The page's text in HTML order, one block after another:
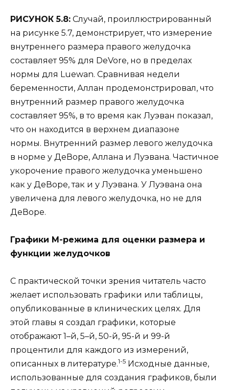
РИСУНОК 5.8: Случай, проиллюстрированный
на рисунке 5.7, демонстрирует, что измерение
внутреннего размера правого желудочка
составляет 95% для DeVore, но в пределах
нормы для Luewan. Сравнивая недели
беременности, Аллан продемонстрировал, что
внутренний размер правого желудочка
составляет 95%, в то время как Луэван показал,
что он находится в верхнем диапазоне
нормы. Внутренний размер левого желудочка
в норме у ДеВоре, Аллана и Луэвана. Частичное
укорочение правого желудочка уменьшено
как у ДеВоре, так и у Луэвана. У Луэвана она
увеличена для левого желудочка, но не для
ДеВоре.
Графики M-режима для оценки размера и
функции желудочков
С практической точки зрения читатель часто
желает использовать графики или таблицы,
опубликованные в клинических целях. Для
этой главы я создал графики, которые
отображают 1–й, 5–й, 50-й, 95-й и 99-й
процентили для каждого из измерений,
описанных в литературе.1-5 Исходные данные,
использованные для создания графиков, были